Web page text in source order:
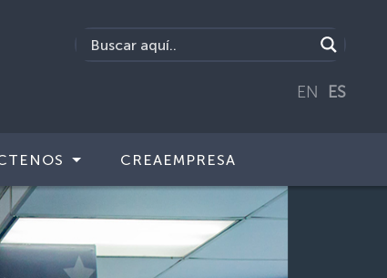
EN ES
CREAEMPRESA